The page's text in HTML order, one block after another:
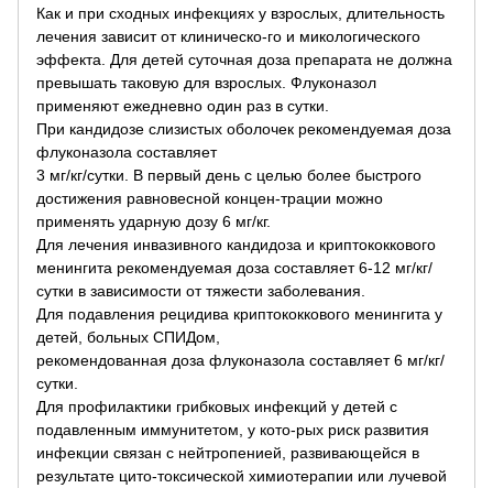
Как и при сходных инфекциях у взрослых, длительность
лечения зависит от клиническо-го и микологического
эффекта. Для детей суточная доза препарата не должна
превышать таковую для взрослых. Флуконазол
применяют ежедневно один раз в сутки.
При кандидозе слизистых оболочек рекомендуемая доза
флуконазола составляет
3 мг/кг/сутки. В первый день с целью более быстрого
достижения равновесной концен-трации можно
применять ударную дозу 6 мг/кг.
Для лечения инвазивного кандидоза и криптококкового
менингита рекомендуемая доза составляет 6-12 мг/кг/
сутки в зависимости от тяжести заболевания.
Для подавления рецидива криптококкового менингита у
детей, больных СПИДом,
рекомендованная доза флуконазола составляет 6 мг/кг/
сутки.
Для профилактики грибковых инфекций у детей с
подавленным иммунитетом, у кото-рых риск развития
инфекции связан с нейтропенией, развивающейся в
результате цито-токсической химиотерапии или лучевой